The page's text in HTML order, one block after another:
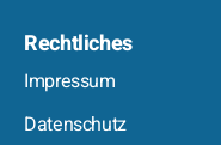
Rechtliches
Impressum
Datenschutz